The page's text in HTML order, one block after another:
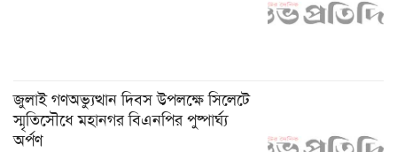
জুলাই গণঅভ্যুত্থান দিবস উপলক্ষে সিলেটে
স্মৃতিসৌধে মহানগর বিএনপির পুষ্পার্ঘ্য
অর্পণ